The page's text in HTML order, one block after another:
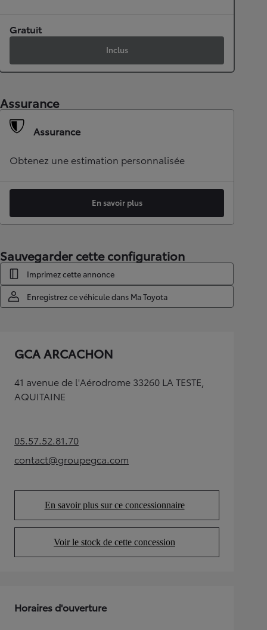
Gratuit
Inclus
Assurance
Assurance
Obtenez une estimation personnalisée
En savoir plus
Sauvegarder cette configuration
Imprimez cette annonce
Enregistrez ce véhicule dans Ma Toyota
GCA ARCACHON
41 avenue de l'Aérodrome 33260 LA TESTE,
AQUITAINE
05.57.52.81.70(Opens in new tab)
contact@groupegca.com
(Opens in new tab)
En savoir plus sur ce concessionnaire
(Opens in new tab)
Voir le stock de cette concession
(Opens in new tab)
Horaires d'ouverture